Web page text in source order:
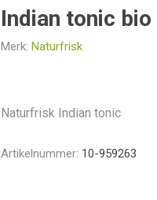
Indian tonic bio
Merk: Naturfrisk
Naturfrisk Indian tonic
Artikelnummer: 10-959263